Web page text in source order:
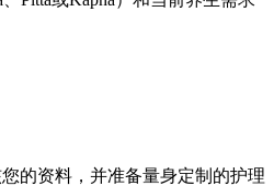
的资料，并准备量身定制的护理